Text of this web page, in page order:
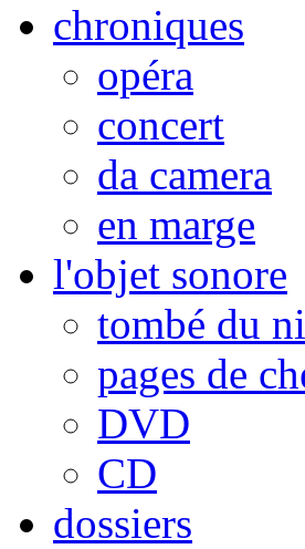
chroniques
opéra
concert
da camera
en marge
l'objet sonore
tombé du
pages de
DVD
CD
dossiers